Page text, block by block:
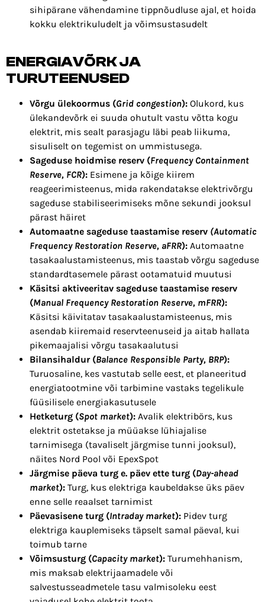
sihipärane vähendamine tippnõudluse ajal, et hoida
kokku elektrikuludelt ja võimsustasudelt
ENERGIAVÕRK JA
TURUTEENUSED
Võrgu ülekoormus (Grid congestion): Olukord, kus
ülekandevõrk ei suuda ohutult vastu võtta kogu
elektrit, mis sealt parasjagu läbi peab liikuma,
sisuliselt on tegemist on ummistusega.
Sageduse hoidmise reserv (Frequency Containment
Reserve, FCR): Esimene ja kõige kiirem
reageerimisteenus, mida rakendatakse elektrivõrgu
sageduse stabiliseerimiseks mõne sekundi jooksul
pärast häiret
Automaatne sageduse taastamise reserv (Automatic
Frequency Restoration Reserve, aFRR): Automaatne
tasakaalustamisteenus, mis taastab võrgu sageduse
standardtasemele pärast ootamatuid muutusi
Käsitsi aktiveeritav sageduse taastamise reserv
(Manual Frequency Restoration Reserve, mFRR):
Käsitsi käivitatav tasakaalustamisteenus, mis
asendab kiiremaid reservteenuseid ja aitab hallata
pikemaajalisi võrgu tasakaalutusi
Bilansihaldur (Balance Responsible Party, BRP):
Turuosaline, kes vastutab selle eest, et planeeritud
energiatootmine või tarbimine vastaks tegelikule
füüsilisele energiakasutusele
Hetketurg (Spot market): Avalik elektribörs, kus
elektrit ostetakse ja müüakse lühiajalise
tarnimisega (tavaliselt järgmise tunni jooksul),
näites Nord Pool või EpexSpot
Järgmise päeva turg e. päev ette turg (Day-ahead
market): Turg, kus elektriga kaubeldakse üks päev
enne selle reaalset tarnimist
Päevasisene turg (Intraday market): Pidev turg
elektriga kauplemiseks täpselt samal päeval, kui
toimub tarne
Võimsusturg (Capacity market): Turumehhanism,
mis maksab elektrijaamadele või
salvestusseadmetele tasu valmisoleku eest